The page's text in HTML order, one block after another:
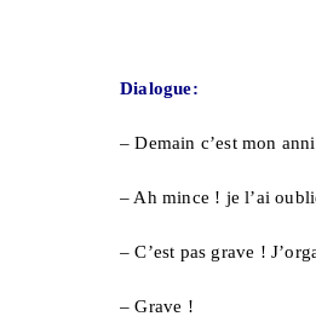
Dialogue:
– Demain c’est mon
– Ah mince ! je l’ai
– C’est pas grave !
– Grave !